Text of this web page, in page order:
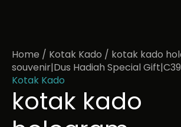
Home / Kotak Kado / kotak kado
souvenir|Dus Hadiah Special Gift|C39
Kotak Kado
kotak kado